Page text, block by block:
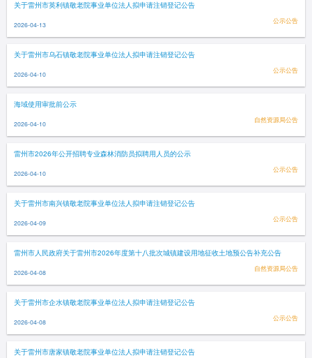
关于雷州市英利镇敬老院事业单位法人拟申请注销登记公告
2026-04-13 公示公告
关于雷州市乌石镇敬老院事业单位法人拟申请注销登记公告
2026-04-10 公示公告
海域使用审批前公示
2026-04-10 自然资源局公告
雷州市2026年公开招聘专业森林消防员拟聘用人员的公示
2026-04-10 公示公告
关于雷州市南兴镇敬老院事业单位法人拟申请注销登记公告
2026-04-09 公示公告
雷州市人民政府关于雷州市2026年度第十八批次城镇建设用地征收土地预公告补充公告
2026-04-08 自然资源局公告
关于雷州市企水镇敬老院事业单位法人拟申请注销登记公告
2026-04-08 公示公告
关于雷州市唐家镇敬老院事业单位法人拟申请注销登记公告